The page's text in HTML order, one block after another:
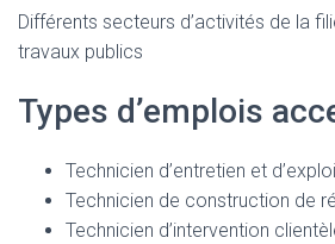
Différents secteurs d’activités de la
travaux publics
Types d’emplois
Technicien d’entretien et
Technicien de construction de
Technicien d’intervention